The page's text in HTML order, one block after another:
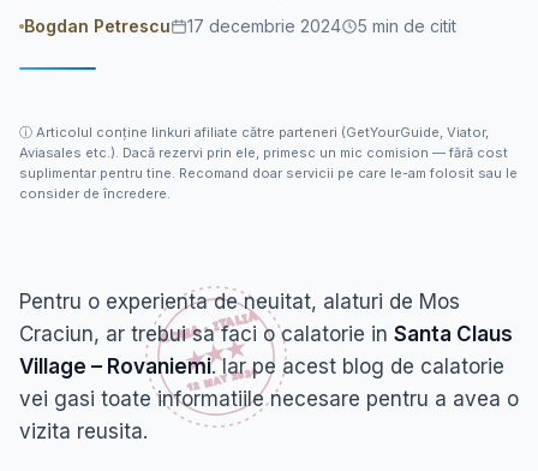
Bogdan Petrescu 17 decembrie 2024 5 min de citit
ⓘ Articolul conține linkuri afiliate către parteneri (GetYourGuide, Viator,
Aviasales etc.). Dacă rezervi prin ele, primesc un mic comision — fără cost
suplimentar pentru tine. Recomand doar servicii pe care le-am folosit sau le
consider de încredere.
Pentru o experienta de neuitat, alaturi de Mos
Craciun, ar trebui sa faci o calatorie in Santa Claus
Village – Rovaniemi. Iar pe acest blog de calatorie
vei gasi toate informatiile necesare pentru a avea o
vizita reusita.